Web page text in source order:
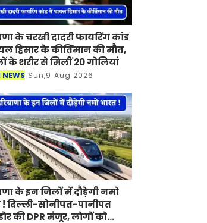
के चरखी दादरी फायरिंग कांड
हिसार के कीर्तिमान की मौत,
के शरीर से मिलीं 20 गोलियां
Sun,9 Aug 2026
के इन जिलों में दौड़ेगी नमो
! दिल्ली-सोनीपत-पानीपत
की DPR मंजूर, लोगों को